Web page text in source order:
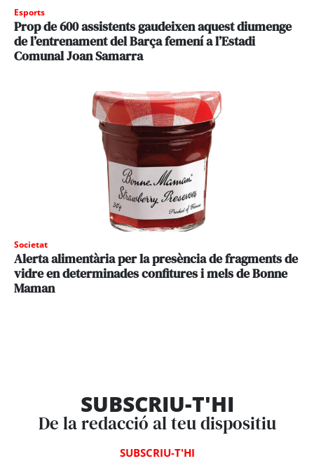
Esports
Prop de 600 assistents gaudeixen aquest diumenge
de l’entrenament del Barça femení a l’Estadi
Comunal Joan Samarra
Societat
Alerta alimentària per la presència de fragments de
vidre en determinades confitures i mels de Bonne
Maman
SUBSCRIU-T'HI
De la redacció al teu dispositiu
SUBSCRIU-T'HI